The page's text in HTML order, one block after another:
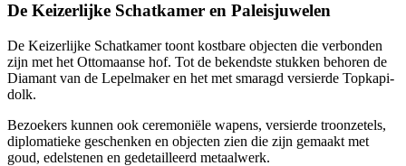
De Keizerlijke Schatkamer en Paleisjuwelen
De Keizerlijke Schatkamer toont kostbare objecten die verbonden
zijn met het Ottomaanse hof. Tot de bekendste stukken behoren de
Diamant van de Lepelmaker en het met smaragd versierde Topkapi-
dolk.
Bezoekers kunnen ook ceremoniële wapens, versierde troonzetels,
diplomatieke geschenken en objecten zien die zijn gemaakt met
goud, edelstenen en gedetailleerd metaalwerk.